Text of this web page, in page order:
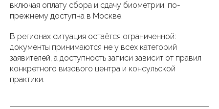
включая оплату сбора и сдачу биометрии, по-
прежнему доступна в Москве.
В регионах ситуация остаётся ограниченной:
документы принимаются не у всех категорий
заявителей, а доступность записи зависит от правил
конкретного визового центра и консульской
практики.